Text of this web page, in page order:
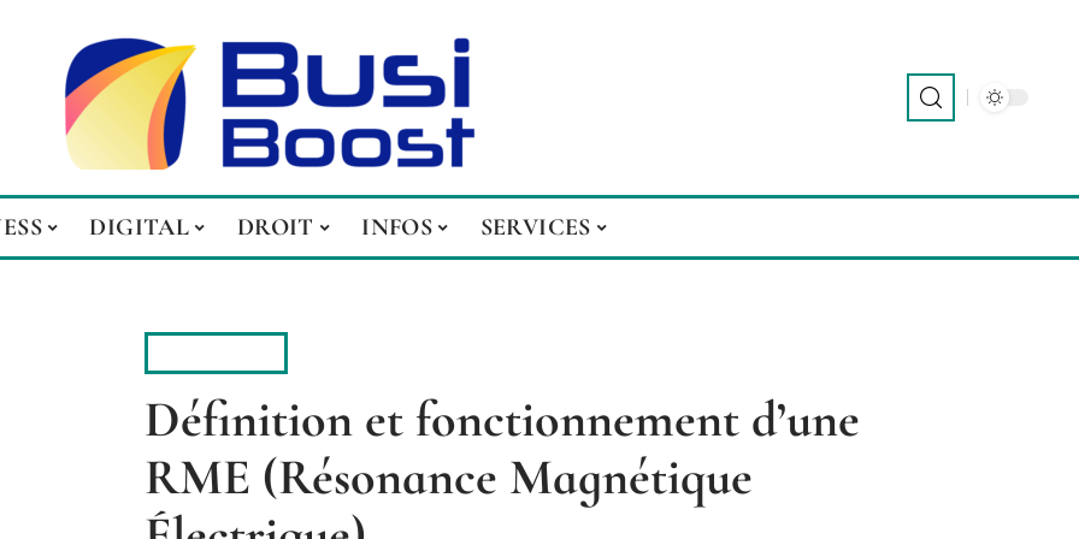
DIGITAL DROIT INFOS SERVICES
Définition et fonctionnement d’une
RME (Résonance Magnétique